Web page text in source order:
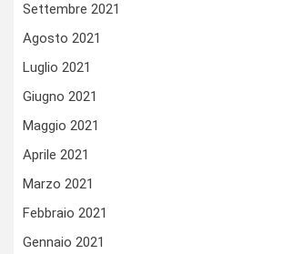
Settembre 2021
Agosto 2021
Luglio 2021
Giugno 2021
Maggio 2021
Aprile 2021
Marzo 2021
Febbraio 2021
Gennaio 2021